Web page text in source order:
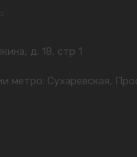
д. 18, стр 1
метро: Сухаревская,